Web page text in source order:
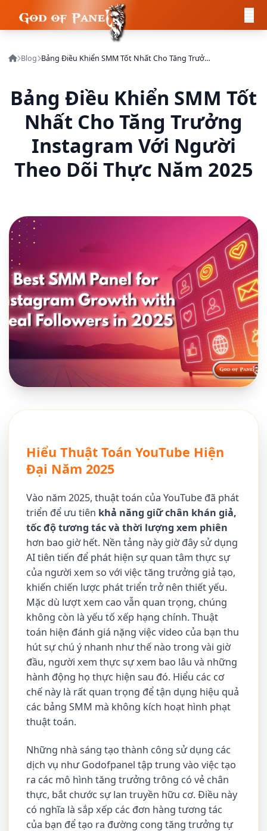
Blog Bảng Điều Khiển SMM Tốt Nhất Cho Tăng Trưởng Instagram Với Người Theo Dõi Thực Năm 2025
Bảng Điều Khiển SMM Tốt
Nhất Cho Tăng Trưởng
Instagram Với Người
Theo Dõi Thực Năm 2025
Hiểu Thuật Toán YouTube Hiện
Đại Năm 2025
Vào năm 2025, thuật toán của YouTube đã phát
triển để ưu tiên khả năng giữ chân khán giả,
tốc độ tương tác và thời lượng xem phiên
hơn bao giờ hết. Nền tảng này giờ đây sử dụng
AI tiên tiến để phát hiện sự quan tâm thực sự
của người xem so với việc tăng trưởng giả tạo,
khiến chiến lược phát triển trở nên thiết yếu.
Mặc dù lượt xem cao vẫn quan trọng, chúng
không còn là yếu tố xếp hạng chính. Thuật
toán hiện đánh giá nặng việc video của bạn thu
hút sự chú ý nhanh như thế nào trong vài giờ
đầu, người xem thực sự xem bao lâu và những
hành động họ thực hiện sau đó. Hiểu các cơ
chế này là rất quan trọng để tận dụng hiệu quả
các bảng SMM mà không kích hoạt hình phạt
thuật toán.
Những nhà sáng tạo thành công sử dụng các
dịch vụ như Godofpanel tập trung vào việc tạo
ra các mô hình tăng trưởng trông có vẻ chân
thực, bắt chước sự lan truyền hữu cơ. Điều này
có nghĩa là sắp xếp các đơn hàng tương tác
của bạn để tạo ra đường cong tăng trưởng tự